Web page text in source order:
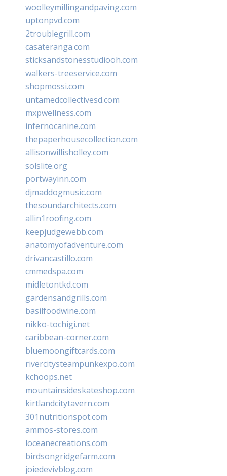
woolleymillingandpaving.com
uptonpvd.com
2troublegrill.com
casateranga.com
sticksandstonesstudiooh.com
walkers-treeservice.com
shopmossi.com
untamedcollectivesd.com
mxpwellness.com
infernocanine.com
thepaperhousecollection.com
allisonwillisholley.com
solslite.org
portwayinn.com
djmaddogmusic.com
thesoundarchitects.com
allin1roofing.com
keepjudgewebb.com
anatomyofadventure.com
drivancastillo.com
cmmedspa.com
midletontkd.com
gardensandgrills.com
basilfoodwine.com
nikko-tochigi.net
caribbean-corner.com
bluemoongiftcards.com
rivercitysteampunkexpo.com
kchoops.net
mountainsideskateshop.com
kirtlandcitytavern.com
301nutritionspot.com
ammos-stores.com
loceanecreations.com
birdsongridgefarm.com
joiedevivblog.com